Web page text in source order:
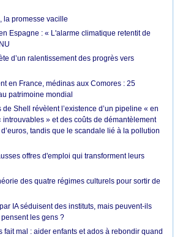
la promesse vacille
Espagne : « L'alarme climatique retentit de
d’un ralentissement des progrès vers
en France, médinas aux Comores : 25
patrimoine mondial
Shell révèlent l’existence d’un pipeline « en
introuvables » et des coûts de démantèlement
tandis que le scandale lié à la pollution
offres d'emploi qui transforment leurs
des quatre régimes culturels pour sortir de
IA séduisent des instituts, mais peuvent-ils
les gens ?
fait mal : aider enfants et ados à rebondir quand